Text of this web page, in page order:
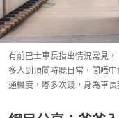
有前巴士車長指出情況常見
多人到頂閘時嘅日常，間唔
通機度，嘟多次錢，身為車長